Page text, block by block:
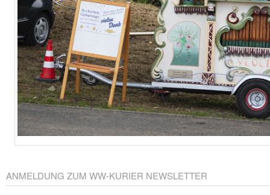
ANMELDUNG ZUM WW-KURIER NEWSLETTER